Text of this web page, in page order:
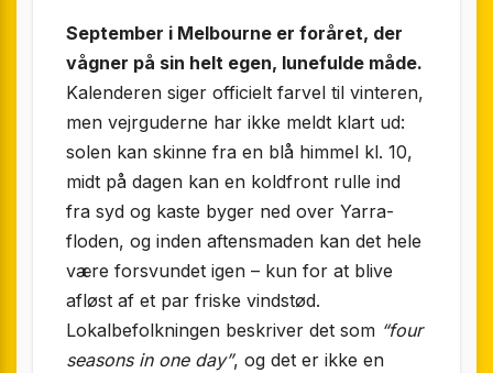
September i Melbourne er foråret, der
vågner på sin helt egen, lunefulde måde.
Kalenderen siger officielt farvel til vinteren,
men vejrguderne har ikke meldt klart ud:
solen kan skinne fra en blå himmel kl. 10,
midt på dagen kan en koldfront rulle ind
fra syd og kaste byger ned over Yarra-
floden, og inden aftensmaden kan det hele
være forsvundet igen – kun for at blive
afløst af et par friske vindstød.
Lokalbefolkningen beskriver det som “four
seasons in one day”, og det er ikke en